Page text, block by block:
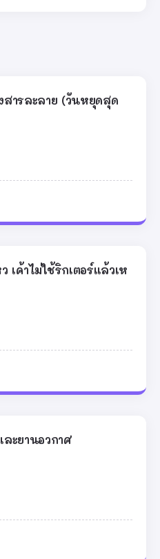
สารละลาย (วันหยุดสุด
เค้าไม่ใช้ริกเตอร์แล้วเห
ละยานอวกาศ